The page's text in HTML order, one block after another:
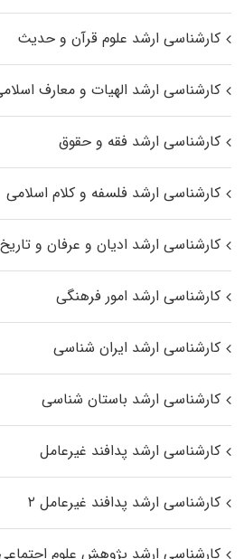
کارشناسی ارشد علوم قرآن و حدیث
کارشناسی ارشد الهیات و معارف
کارشناسی ارشد فقه و حقوق
کارشناسی ارشد فلسفه و کلام اسلامی
کارشناسی ارشد ادیان و عرفان و
کارشناسی ارشد امور فرهنگی
کارشناسی ارشد ایران شناسی
کارشناسی ارشد باستان شناسی
کارشناسی ارشد پدافند غیرعامل
کارشناسی ارشد پدافند غیرعامل ۲
کارشناسی ارشد پژوهش علوم